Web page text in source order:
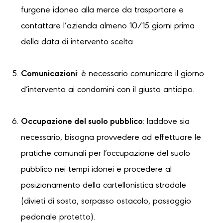
furgone idoneo alla merce da trasportare e
contattare l’azienda almeno 10/15 giorni prima
della data di intervento scelta.
Comunicazioni: è necessario comunicare il giorno
d’intervento ai condomini con il giusto anticipo.
Occupazione del suolo pubblico: laddove sia
necessario, bisogna provvedere ad effettuare le
pratiche comunali per l’occupazione del suolo
pubblico nei tempi idonei e procedere al
posizionamento della cartellonistica stradale
(divieti di sosta, sorpasso ostacolo, passaggio
pedonale protetto).